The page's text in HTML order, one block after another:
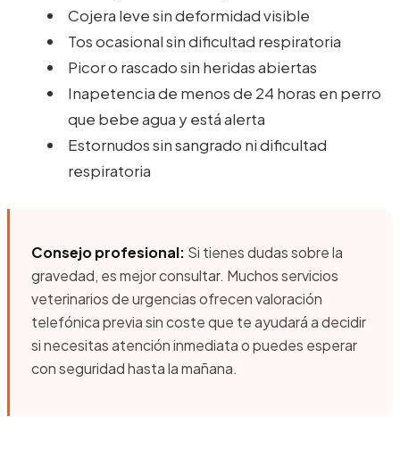
Cojera leve sin deformidad visible
Tos ocasional sin dificultad respiratoria
Picor o rascado sin heridas abiertas
Inapetencia de menos de 24 horas en perro
que bebe agua y está alerta
Estornudos sin sangrado ni dificultad
respiratoria
Consejo profesional: Si tienes dudas sobre la
gravedad, es mejor consultar. Muchos servicios
veterinarios de urgencias ofrecen valoración
telefónica previa sin coste que te ayudará a decidir
si necesitas atención inmediata o puedes esperar
con seguridad hasta la mañana.